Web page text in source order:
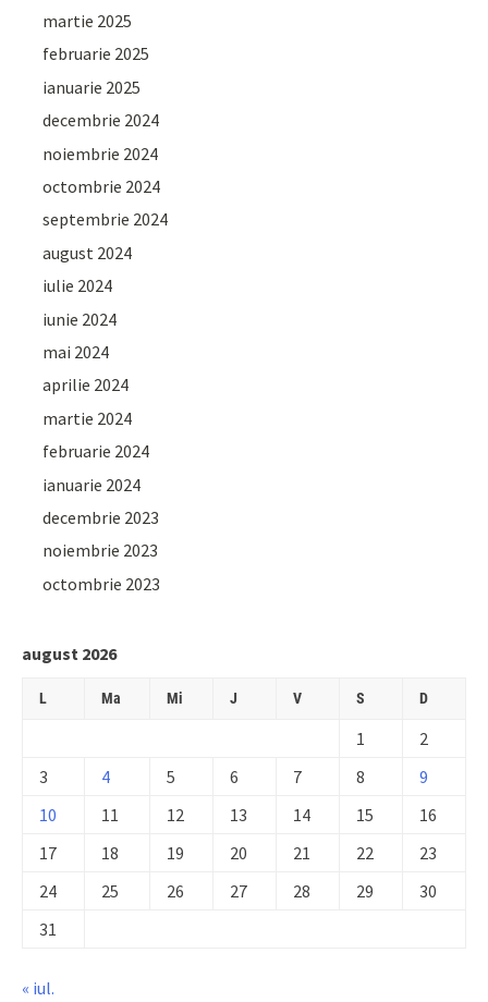
martie 2025
februarie 2025
ianuarie 2025
decembrie 2024
noiembrie 2024
octombrie 2024
septembrie 2024
august 2024
iulie 2024
iunie 2024
mai 2024
aprilie 2024
martie 2024
februarie 2024
ianuarie 2024
decembrie 2023
noiembrie 2023
octombrie 2023
august 2026
L Ma Mi J V S D
1
2
3
4 5 6 7 8
9
10
11 12 13 14 15
16
17
18 19 20 21 22
23
24
25 26 27 28 29
30
31
« iul.